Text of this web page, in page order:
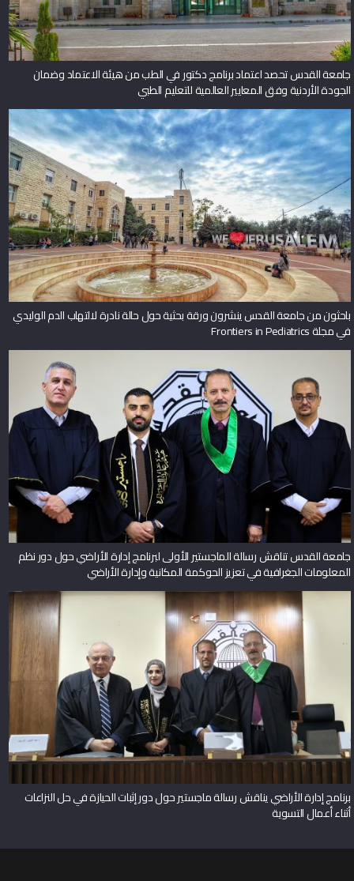
جامعة القدس تحصد اعتماد برنامج دكتور في الطب من هيئة الاعتماد وضمان
الجودة الأردنية وفق المعايير العالمية للتعليم الطبي
باحثون من جامعة القدس ينشرون ورقة بحثية حول حالة نادرة لالتهاب الدم الوليدي
في مجلة Frontiers in Pediatrics
جامعة القدس تناقش رسالة الماجستير الأولى لبرنامج إدارة الأراضي حول دور نظم
المعلومات الجغرافية في تعزيز الحوكمة المكانية وإدارة الأراضي
برنامج إدارة الأراضي يناقش رسالة ماجستير حول دور إثبات الحيازة في حل النزاعات
أثناء أعمال التسوية